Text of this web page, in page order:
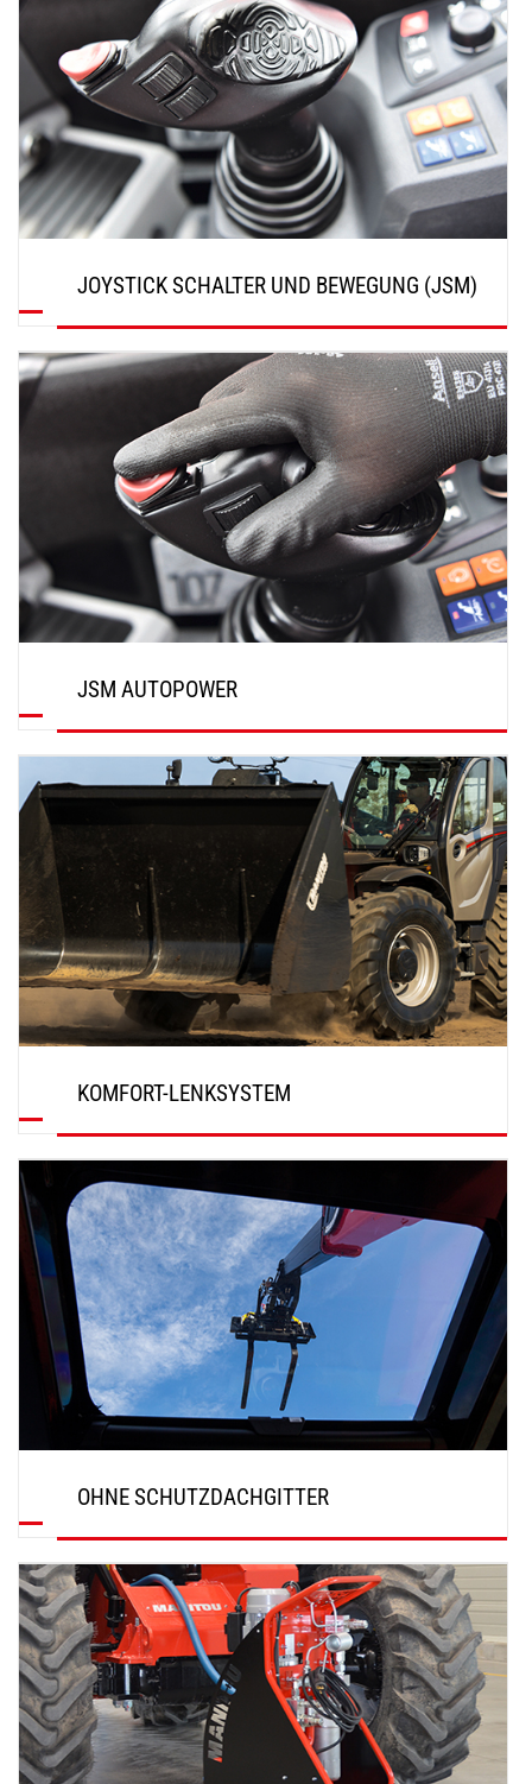
JOYSTICK SCHALTER UND BEWEGUNG (JSM)
ENTDECKEN
JSM AUTOPOWER
ENTDECKEN
KOMFORT-LENKSYSTEM
ENTDECKEN
OHNE SCHUTZDACHGITTER
ENTDECKEN